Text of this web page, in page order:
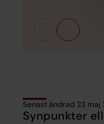
Senast ändrad 23 maj
Synpunkter